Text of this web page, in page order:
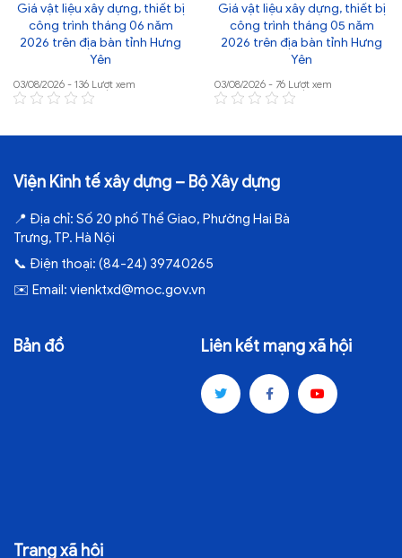
Giá vật liệu xây dựng, thiết bị
công trình tháng 06 năm
2026 trên địa bàn tỉnh Hưng
Yên
03/08/2026 - 136 Lượt xem
Giá vật liệu xây dựng, thiết bị
công trình tháng 05 năm
2026 trên địa bàn tỉnh Hưng
Yên
03/08/2026 - 76 Lượt xem
Viện Kinh tế xây dựng – Bộ Xây dựng
📍 Địa chỉ: Số 20 phố Thể Giao, Phường Hai Bà
Trưng, TP. Hà Nội
📞 Điện thoại: (84-24) 39740265
✉️ Email: vienktxd@moc.gov.vn
Bản đồ Liên kết mạng xã hội
Trang xã hội